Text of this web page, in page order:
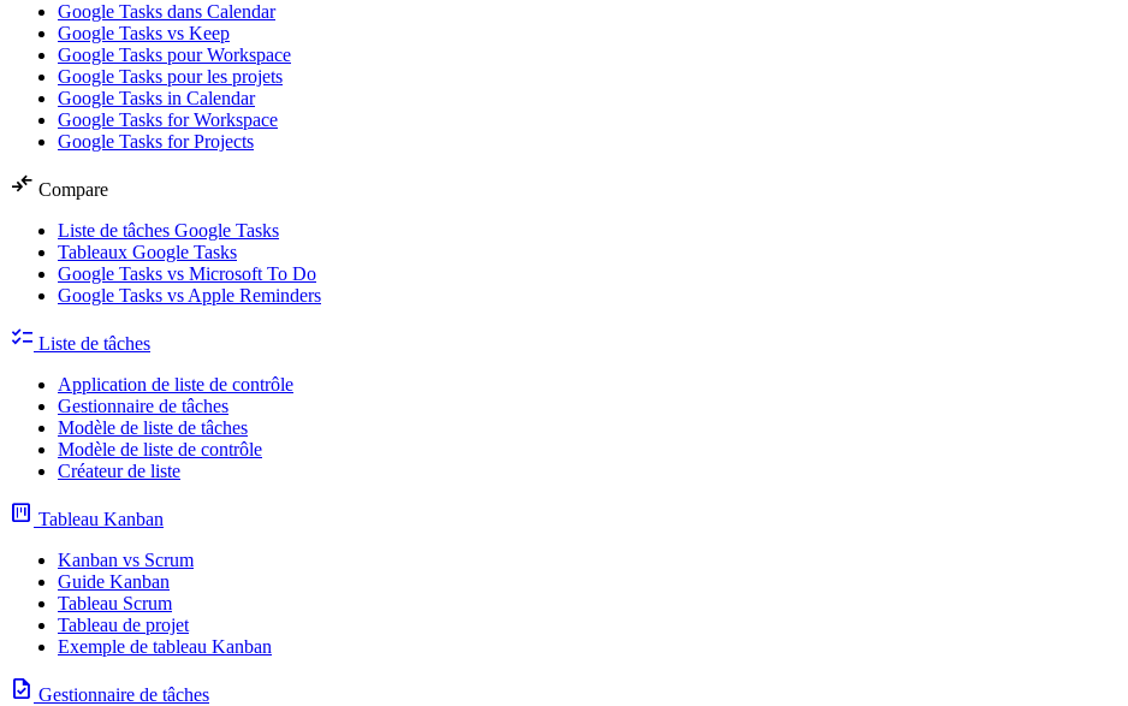
Google Tasks dans Calendar
Google Tasks vs Keep
Google Tasks pour Workspace
Google Tasks pour les projets
Google Tasks in Calendar
Google Tasks for Workspace
Google Tasks for Projects
compare_arrows Compare
Liste de tâches Google Tasks
Tableaux Google Tasks
Google Tasks vs Microsoft To Do
Google Tasks vs Apple Reminders
checklist Liste de tâches
Application de liste de contrôle
Gestionnaire de tâches
Modèle de liste de tâches
Modèle de liste de contrôle
Créateur de liste
view_kanban Tableau Kanban
Kanban vs Scrum
Guide Kanban
Tableau Scrum
Tableau de projet
Exemple de tableau Kanban
task Gestionnaire de tâches